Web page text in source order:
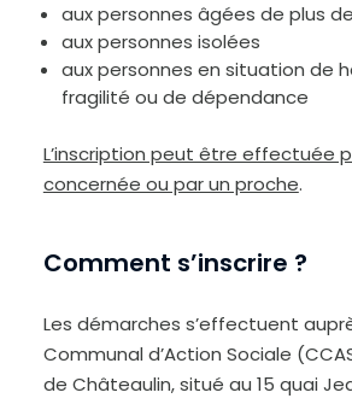
aux personnes âgées de plus
aux personnes isolées
aux personnes en situation de
fragilité ou de dépendance
L’inscription peut être effectuée
concernée ou par un proche.
Comment s’inscrire ?
Les démarches s’effectuent
Communal d’Action Sociale
de Châteaulin, situé au 15 quai